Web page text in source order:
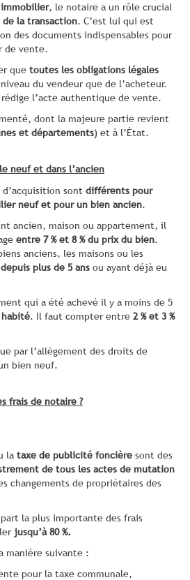
, le notaire a un rôle crucial
la transaction. C’est lui qui est
des documents indispensables pour
de vente.
que toutes les obligations légales
du vendeur que de l’acheteur.
l’acte authentique de vente.
dont la majeure partie revient
et départements) et à l’État.
neuf et dans l’ancien
sont différents pour
neuf et pour un bien ancien.
ancien, maison ou appartement, il
entre 7 % et 8 % du prix du bien.
anciens, les maisons ou les
plus de 5 ans ou ayant déjà eu
qui a été achevé il y a moins de 5
habité. Il faut compter entre 2 % et 3 %
par l’allègement des droits de
bien neuf.
frais de notaire ?
la taxe de publicité foncière sont des
de tous les actes de mutation
changements de propriétaires des
la plus importante des frais
jusqu’à 80 %.
manière suivante :
pour la taxe communale,